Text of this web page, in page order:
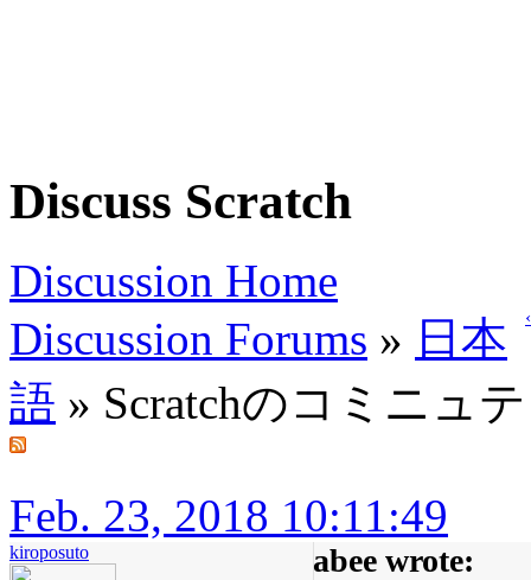
Discuss Scratch
Discussion Home
Discussion Forums » 日本
語 » Scratchのコミニュ
Feb. 23, 2018 10:11:49
kiroposuto
abee wrote: